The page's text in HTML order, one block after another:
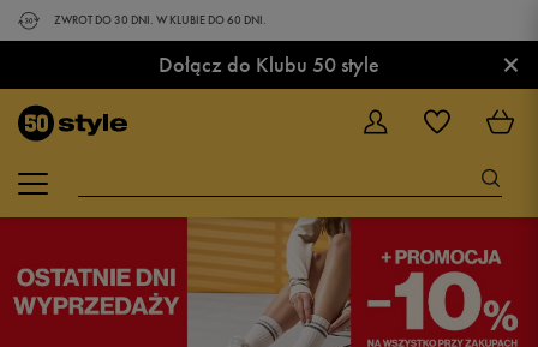
ZWROT DO 30 DNI. W KLUBIE DO 60 DNI.
Dołącz do Klubu 50 style ×